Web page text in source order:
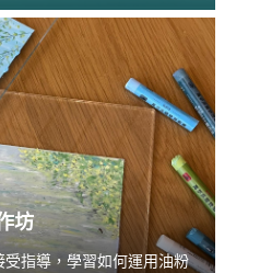
坊
指導，學習如何運用油粉